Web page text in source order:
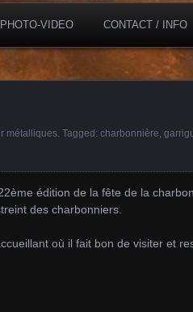
PHOTO-VIDEO CONTACT / INFO
métalliques. Tagged: charbonnière,
édition de la fête de la
des charbonniers.
où il fait bon de visiter et